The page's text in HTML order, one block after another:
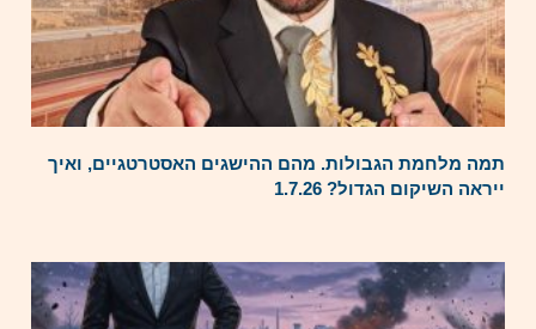
תמה מלחמת הגבולות. מהם ההישגים האסטרטגיים, ואיך
ייראה השיקום הגדול? 1.7.26